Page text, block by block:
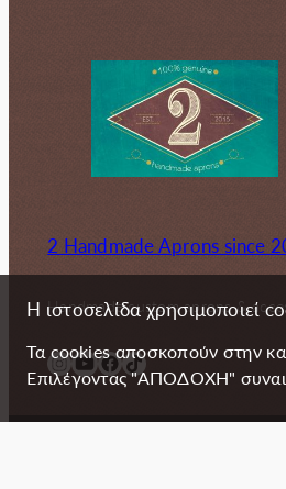
2 Handmade Aprons since
Handmade custom aprons &
InstagramYouTube Facebook TikTok
Η ιστοσελίδα χρησιμοποιεί
Τα cookies αποσκοπούν στην
Επιλέγοντας "ΑΠΟΔΟΧΗ"